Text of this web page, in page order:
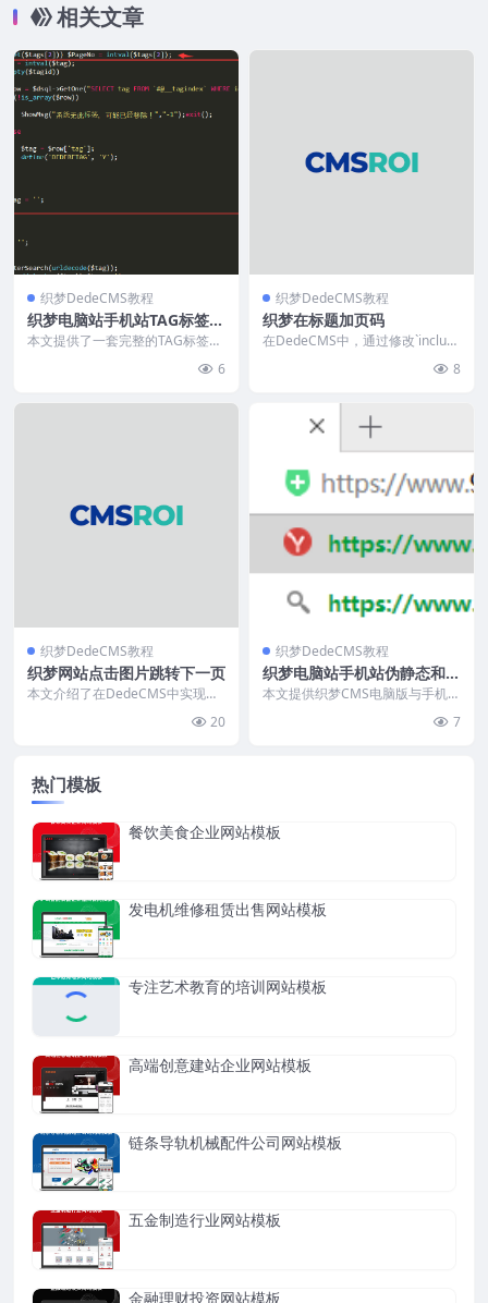
相关文章
织梦DedeCMS教程
织梦电脑站手机站TAG标签伪
静态单链接id版
本文提供了一套完整的TAG标签页
6
织梦DedeCMS教程
织梦在标题加页码
在DedeCMS中，通过修改`includ
8
织梦DedeCMS教程
织梦网站点击图片跳转下一页
本文介绍了在DedeCMS中实现点
20
织梦DedeCMS教程
织梦电脑站手机站伪静态和全
套伪静态规则
本文提供织梦CMS电脑版与手机版
7
热门模板
餐饮美食企业网站模板
发电机维修租赁出售网站模板
专注艺术教育的培训网站模板
高端创意建站企业网站模板
链条导轨机械配件公司网站模板
五金制造行业网站模板
金融理财投资网站模板